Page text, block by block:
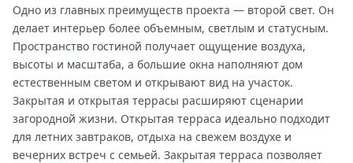
Одно из главных преимуществ проекта — второй свет. Он
делает интерьер более объемным, светлым и статусным.
Пространство гостиной получает ощущение воздуха,
высоты и масштаба, а большие окна наполняют дом
естественным светом и открывают вид на участок.
Закрытая и открытая террасы расширяют сценарии
загородной жизни. Открытая терраса идеально подходит
для летних завтраков, отдыха на свежем воздухе и
вечерних встреч с семьей. Закрытая терраса позволяет